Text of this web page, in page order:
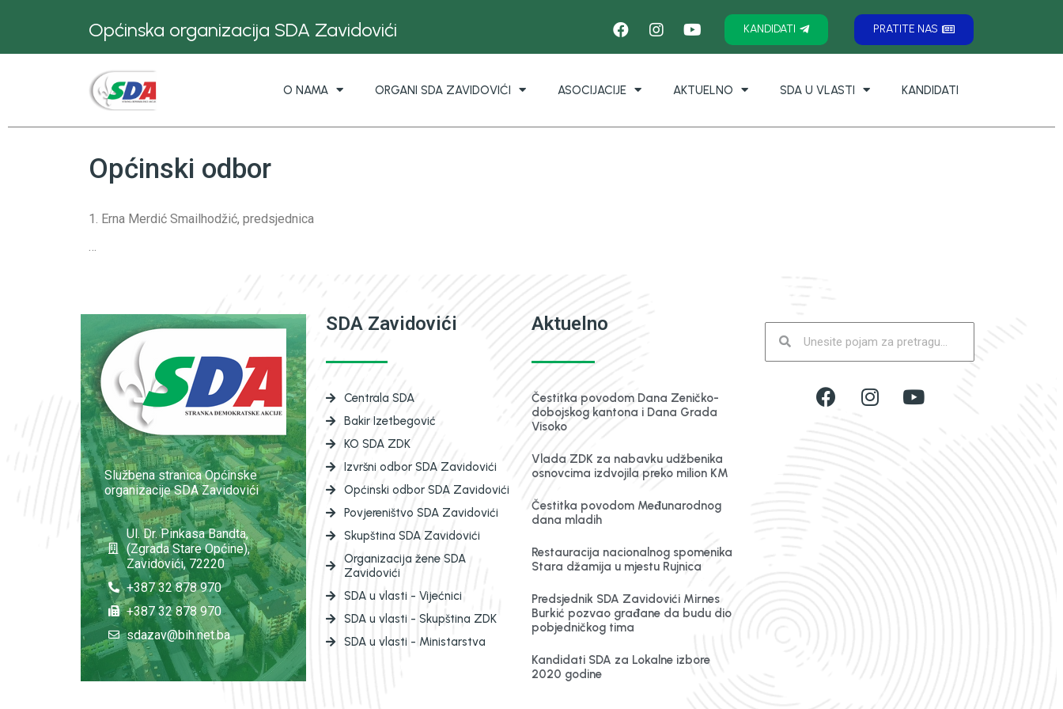
Općinska organizacija SDA Zavidovići KANDIDATI PRATITE NAS
O NAMA ORGANI SDA ZAVIDOVIĆI ASOCIJACIJE AKTUELNO SDA U VLASTI KANDIDATI
Općinski odbor
1. Erna Merdić Smailhodžić, predsjednica
Službena stranica Općinske
organizacije SDA Zavidovići
Ul. Dr. Pinkasa Bandta,
(Zgrada Stare Općine),
Zavidovići, 72220
+387 32 878 970
+387 32 878 970
sdazav@bih.net.ba
SDA Zavidovići
Centrala SDA
Bakir Izetbegović
KO SDA ZDK
Izvršni odbor SDA Zavidovići
Općinski odbor SDA Zavidovići
Povjereništvo SDA Zavidovići
Skupština SDA Zavidovići
Organizacija žene SDA
Zavidovići
SDA u vlasti - Vijećnici
SDA u vlasti - Skupština ZDK
SDA u vlasti - Ministarstva
Aktuelno
Čestitka povodom Dana Zeničko-
dobojskog kantona i Dana Grada
Visoko
Vlada ZDK za nabavku udžbenika
osnovcima izdvojila preko milion KM
Čestitka povodom Međunarodnog
dana mladih
Restauracija nacionalnog spomenika
Stara džamija u mjestu Rujnica
Predsjednik SDA Zavidovići Mirnes
Burkić pozvao građane da budu dio
pobjedničkog tima
Kandidati SDA za Lokalne izbore
2020 godine